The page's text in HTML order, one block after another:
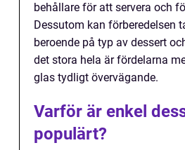
behållare för att servera och
Dessutom kan förberedelsen
beroende på typ av dessert
det stora hela är fördelarna
glas tydligt övervägande.
Varför är enkel
populärt?